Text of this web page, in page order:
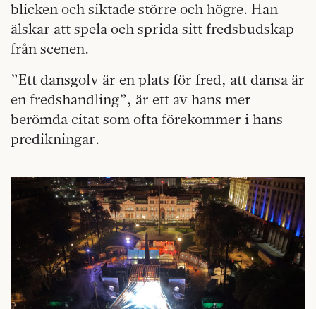
blicken och siktade större och högre. Han
älskar att spela och sprida sitt fredsbudskap
från scenen.
”Ett dansgolv är en plats för fred, att dansa är
en fredshandling”, är ett av hans mer
berömda citat som ofta förekommer i hans
predikningar.